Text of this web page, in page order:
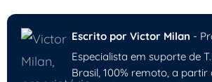
Escrito por Victor Milan -
Especialista em suporte de
Brasil, 100% remoto, a